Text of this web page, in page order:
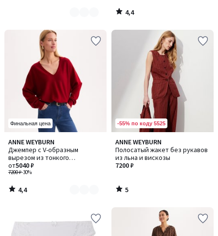
4,4
/
Финальная цена
ANNE WEYBURN
Джемпер с V-образным
вырезом из тонкого
трикотажа, из смесовой
шерсти
7200 ₽-30%
от5040 ₽
4,4
/ 5
Количество
цветов:
4
4,4
/
-55% по коду 5525
ANNE WEYBURN
Полосатый жакет без рукавов
из льна и вискозы
7200 ₽
5
/
5
5
/